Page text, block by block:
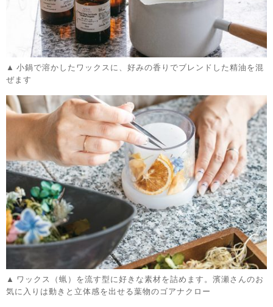
小鍋で溶かしたワックスに、好みの香りでブレンドした精油を混
ぜます
ワックス（蝋）を流す型に好きな素材を詰めます。濱瀬さんのお
気に入りは動きと立体感を出せる葉物のゴアナクロー